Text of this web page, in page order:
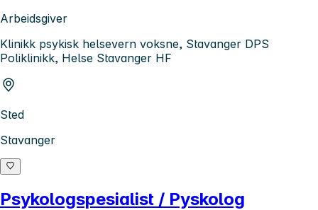
Arbeidsgiver
Klinikk psykisk helsevern voksne, Stavanger DPS
Poliklinikk, Helse Stavanger HF
Sted
Stavanger
Psykologspesialist / Pyskolog